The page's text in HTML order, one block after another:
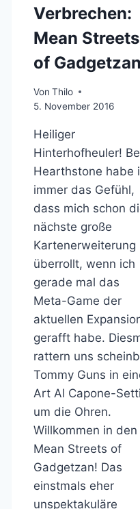
Verbrechen:
Mean Streets
of Gadgetzan
Von Thilo
5. November 2016
Heiliger
Hinterhofheuler!
Hearthstone habe
immer das Gefühl,
dass mich schon
nächste große
Kartenerweiterung
überrollt, wenn ich
gerade mal das
Meta-Game der
aktuellen
gerafft habe.
rattern uns
Tommy Guns in
Art Al Capone-
um die Ohren.
Willkommen in den
Mean Streets of
Gadgetzan! Das
einstmals eher
unspektakuläre